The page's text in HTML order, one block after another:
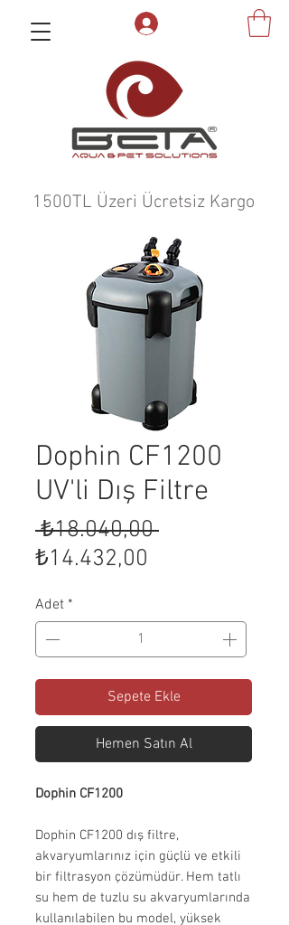
1500TL Üzeri Ücretsiz Kargo
Dophin CF1200
UV'li Dış Filtre
₺18.040,00 Normal
₺14.432,00
Adet *
Sepete Ekle
Hemen Satın Al
Dophin CF1200
Dophin CF1200 dış filtre,
akvaryumlarınız için güçlü ve etkili
bir filtrasyon çözümüdür. Hem tatlı
su hem de tuzlu su akvaryumlarında
kullanılabilen bu model, yüksek